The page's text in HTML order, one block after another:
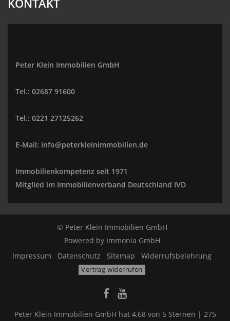
KONTAKT
Peter Klein Immobilien GmbH
Tel.: 02687 91600
Tel.: 0221 27125262
E-Mail: info@peterkleinimmobilien.de
Immobilienkompetenz seit 1971
Mitglied im Immobilienverband Deutschland IVD
© Peter Klein Immobilien GmbH
Powered by Immonia GmbH
Impressum
Datenschutz Sitemap Widerrufsbelehrung
Vertrag widerrufen
Peter Klein Immobilien GmbH hat 4,68von 5 Sternen | 275